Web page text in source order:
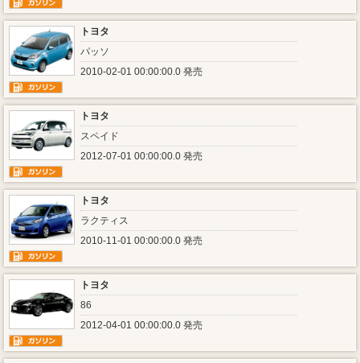
トヨタ
パッソ
2010-02-01 00:00:00.0 発売
トヨタ
スペイド
2012-07-01 00:00:00.0 発売
トヨタ
ラクティス
2010-11-01 00:00:00.0 発売
トヨタ
86
2012-04-01 00:00:00.0 発売